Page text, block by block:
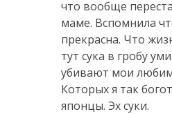
что вообще
маме. Вспомнила
прекрасна. Что
тут сука в гробу
убивают мои
Которых я так
японцы. Эх суки.